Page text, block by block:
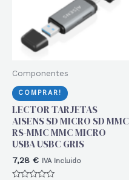
Componentes
COMPRAR!
LECTOR TARJETAS
AISENS SD MICRO SD MMC
RS-MMC MMC MICRO
USBA USBC GRIS
7,28 € IVA Incluido